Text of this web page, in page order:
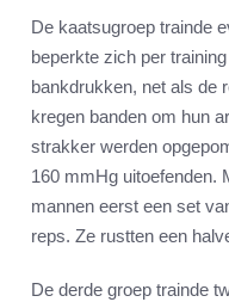
De kaatsugroep trainde
beperkte zich per
bankdrukken, net als de
kregen banden om hun
strakker werden
160 mmHg uitoefenden.
mannen eerst een set
reps. Ze rustten een
De derde groep trainde